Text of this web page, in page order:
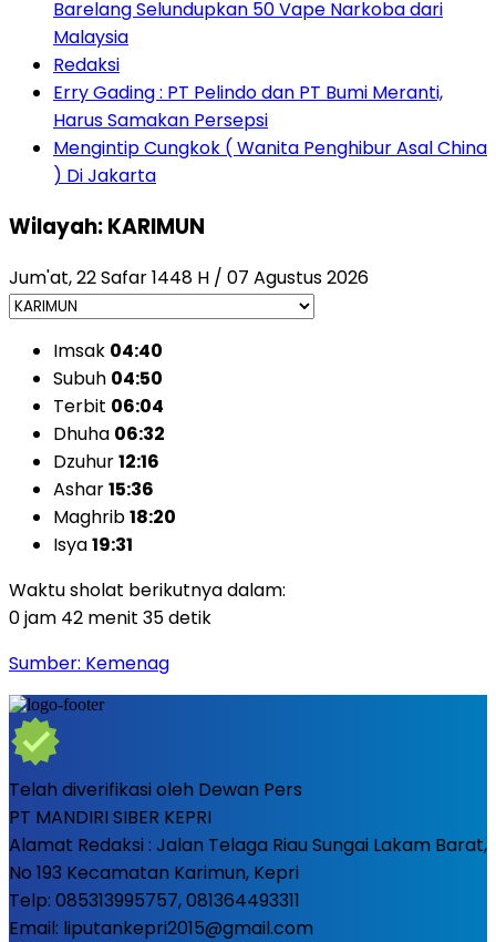
Barelang Selundupkan 50 Vape Narkoba dari
Malaysia
Redaksi
Erry Gading : PT Pelindo dan PT Bumi Meranti,
Harus Samakan Persepsi
Mengintip Cungkok ( Wanita Penghibur Asal China
) Di Jakarta
Wilayah: KARIMUN
Jum'at, 22 Safar 1448 H / 07 Agustus 2026
Imsak 04:40
Subuh 04:50
Terbit 06:04
Dhuha 06:32
Dzuhur12:16
Ashar15:36
Maghrib18:20
Isya19:31
Waktu sholat berikutnya dalam:
0 jam 42 menit 33 detik
Sumber: Kemenag
Telah diverifikasi oleh Dewan Pers
PT MANDIRI SIBER KEPRI
Alamat Redaksi : Jalan Telaga Riau Sungai Lakam Barat,
No 193 Kecamatan Karimun, Kepri
Telp: 085313995757, 081364493311
Email: liputankepri2015@gmail.com